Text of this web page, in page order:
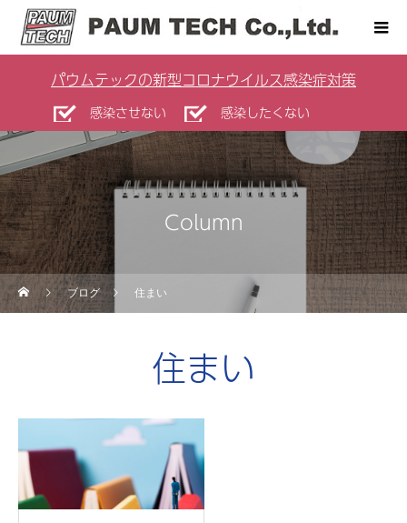
パウムテックの新型コロナウイルス感染症対策
感染させない 感染したくない
Column
ブログ 住まい
住まい